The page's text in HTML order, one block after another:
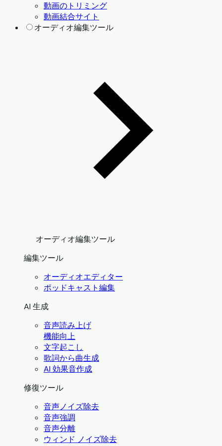
動画のトリミング
動画結合サイト
オーディオ編集ツール
オーディオ編集ツール
編集ツール
オーディオエディター
ポッドキャスト編集
AI 生成
音声読み上げ
機能向上
文字起こし
歌詞から曲生成
AI 効果音作成
修復ツール
音声ノイズ除去
音声強調
音声分離
ウィンド ノイズ除去